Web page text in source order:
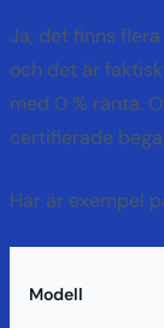
Ja, det finns
och det är
med 0 % ränta.
certifierade
Här är exempel
Modell